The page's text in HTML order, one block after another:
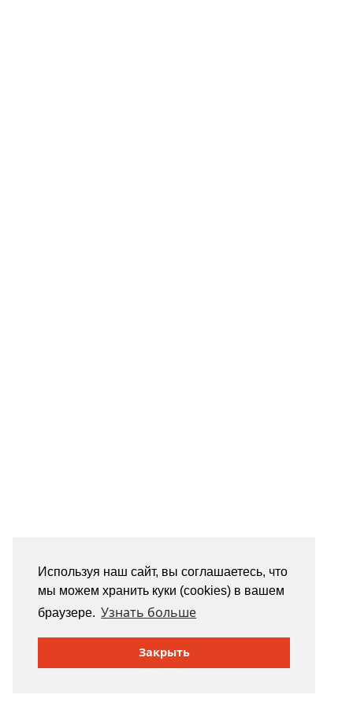
Используя наш сайт, вы соглашаетесь, что
мы можем хранить куки (cookies) в вашем
браузере. Узнать больше
Закрыть